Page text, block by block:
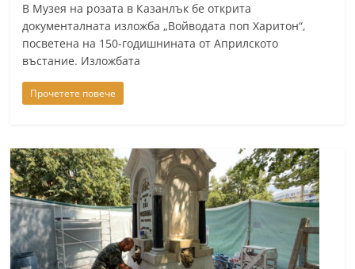
n
l
a
k
.
n
f
o
,
k
a
В Музея на розата в Казанлък бе открита
документалната изложба „Войводата поп Харитон“,
посветена на 150-годишнината от Априлското
въстание. Изложбата
Прочетете повече